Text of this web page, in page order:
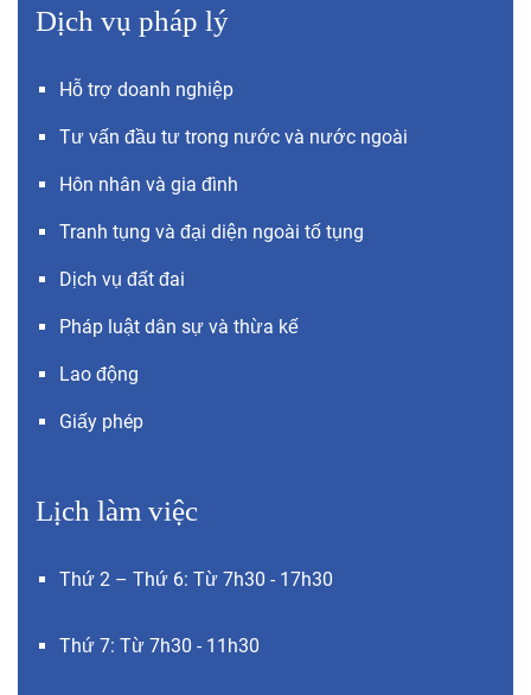
Dịch vụ pháp lý
Hỗ trợ doanh nghiệp
Tư vấn đầu tư trong nước và nước ngoài
Hôn nhân và gia đình
Tranh tụng và đại diện ngoài tố tụng
Dịch vụ đất đai
Pháp luật dân sự và thừa kế
Lao động
Giấy phép
Lịch làm việc
Thứ 2 – Thứ 6: Từ 7h30 - 17h30
Thứ 7: Từ 7h30 - 11h30